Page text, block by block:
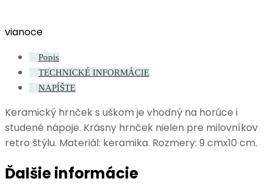
vianoce
Popis
TECHNICKÉ INFORMÁCIE
NAPÍŠTE
Keramický hrnček s uškom je vhodný na horúce i
studené nápoje. Krásny hrnček nielen pre milovníkov
retro štýlu. Materiál: keramika. Rozmery: 9 cmx10 cm.
Ďalšie informácie